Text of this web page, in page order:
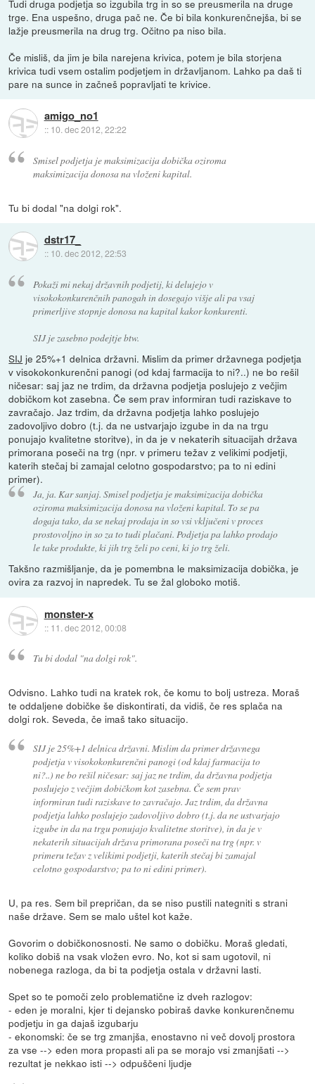
Tudi druga podjetja so izgubila trg in so se preusmerila na druge
trge. Ena uspešno, druga pač ne. Če bi bila konkurenčnejša, bi se
lažje preusmerila na drug trg. Očitno pa niso bila.
Če misliš, da jim je bila narejena krivica, potem je bila storjena
krivica tudi vsem ostalim podjetjem in državljanom. Lahko pa daš ti
pare na sunce in začneš popravljati te krivice.
amigo_no1
:: 10. dec 2012, 22:22
Smisel podjetja je maksimizacija dobička oziroma
maksimizacija donosa na vloženi kapital.
Tu bi dodal "na dolgi rok".
dstr17_
:: 10. dec 2012, 22:53
Pokaži mi nekaj državnih podjetij, ki delujejo v
visokokonkurenčnih panogah in dosegajo višje ali pa vsaj
primerljive stopnje donosa na kapital kakor konkurenti.
SIJ je zasebno podejtje btw.
SIJ je 25%+1 delnica državni. Mislim da primer državnega podjetja
v visokokonkurenčni panogi (od kdaj farmacija to ni?..) ne bo rešil
ničesar: saj jaz ne trdim, da državna podjetja poslujejo z večjim
dobičkom kot zasebna. Če sem prav informiran tudi raziskave to
zavračajo. Jaz trdim, da državna podjetja lahko poslujejo
zadovoljivo dobro (t.j. da ne ustvarjajo izgube in da na trgu
ponujajo kvalitetne storitve), in da je v nekaterih situacijah država
primorana poseči na trg (npr. v primeru težav z velikimi podjetji,
katerih stečaj bi zamajal celotno gospodarstvo; pa to ni edini
primer).
Ja, ja. Kar sanjaj. Smisel podjetja je maksimizacija dobička
oziroma maksimizacija donosa na vloženi kapital. To se pa
dogaja tako, da se nekaj prodaja in so vsi vključeni v proces
prostovoljno in so za to tudi plačani. Podjetja pa lahko prodajo
le take produkte, ki jih trg želi po ceni, ki jo trg želi.
Takšno razmišljanje, da je pomembna le maksimizacija dobička, je
ovira za razvoj in napredek. Tu se žal globoko motiš.
monster-x
:: 11. dec 2012, 00:08
Tu bi dodal "na dolgi rok".
Odvisno. Lahko tudi na kratek rok, če komu to bolj ustreza. Moraš
te oddaljene dobičke še diskontirati, da vidiš, če res splača na
dolgi rok. Seveda, če imaš tako situacijo.
SIJ je 25%+1 delnica državni. Mislim da primer državnega
podjetja v visokokonkurenčni panogi (od kdaj farmacija to
ni?..) ne bo rešil ničesar: saj jaz ne trdim, da državna podjetja
poslujejo z večjim dobičkom kot zasebna. Če sem prav
informiran tudi raziskave to zavračajo. Jaz trdim, da državna
podjetja lahko poslujejo zadovoljivo dobro (t.j. da ne ustvarjajo
izgube in da na trgu ponujajo kvalitetne storitve), in da je v
nekaterih situacijah država primorana poseči na trg (npr. v
primeru težav z velikimi podjetji, katerih stečaj bi zamajal
celotno gospodarstvo; pa to ni edini primer).
U, pa res. Sem bil prepričan, da se niso pustili nategniti s strani
naše države. Sem se malo uštel kot kaže.
Govorim o dobičkonosnosti. Ne samo o dobičku. Moraš gledati,
koliko dobiš na vsak vložen evro. No, kot si sam ugotovil, ni
nobenega razloga, da bi ta podjetja ostala v državni lasti.
Spet so te pomoči zelo problematične iz dveh razlogov:
- eden je moralni, kjer ti dejansko pobiraš davke konkurenčnemu
podjetju in ga dajaš izgubarju
- ekonomski: če se trg zmanjša, enostavno ni več dovolj prostora
za vse --> eden mora propasti ali pa se morajo vsi zmanjšati -->
rezultat je nekkao isti --> odpuščeni ljudje